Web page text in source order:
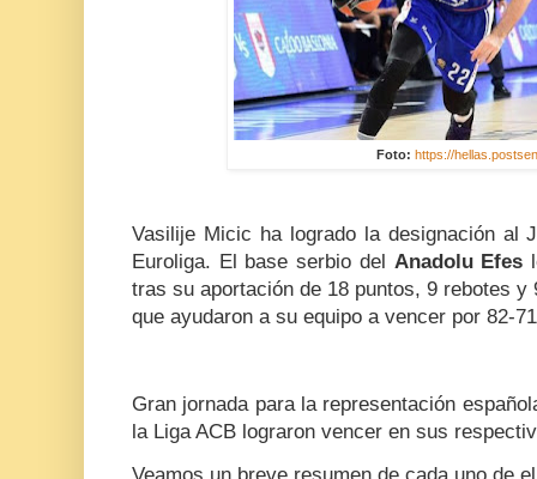
Foto: https://
Vasilije Micic ha logrado la designación al
Euroliga. El base serbio del Anadolu Efes
tras su aportación de 18 puntos, 9 rebotes
que ayudaron a su equipo a vencer por 82-
Gran jornada para la representación
la Liga ACB lograron vencer en sus